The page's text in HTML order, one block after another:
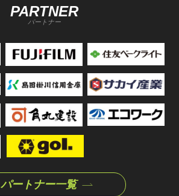
PARTNER
パートナー
パートナー一覧